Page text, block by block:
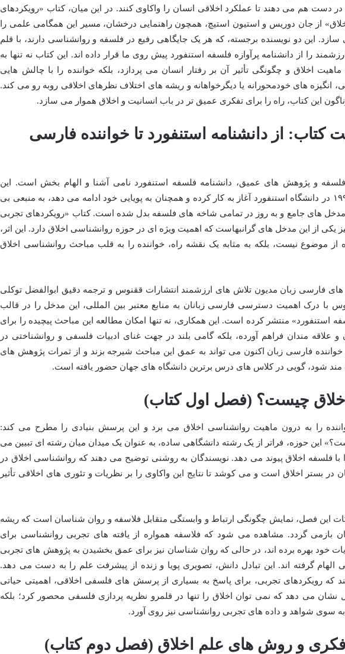
دست هم می دهند تا عملکرد اخلاقی انسان را واکاوی کنند. در این میان، کتاب «رویکردهای
از جان دوریس و استیون استیچ، همچون راهنمایی درخشان، مسیر این همگامی علمی را
این دو نویسنده برجسته، که هر یک جایگاهی رفیع در فلسفه و روانشناسی دارند، با قلم
را از دانشنامه پرآوازه فلسفه استنفورد پیش روی ما قرار داده اند. این کتاب نه تنها به
ماهیت اخلاق و چگونگی تأثیر آن بر رفتار انسان می پردازد، بلکه خواننده را با چالش هایی
انگیزه های خودمحورانه یا دیگرخواهانه و ریشه های اختلاف نظرهای اخلاقی روبه رو می کند.
این کتاب، راه را برای تفکری عمیق تر در باب انسانیت و اخلاق هموار می سازد.
کتاب: از دانشنامه استنفورد تا خواننده فارسی
فلسفه و پژوهش های عمیق، دانشنامه فلسفه استنفورد نامی آشنا و الهام بخش است. این
دانشنامه، که از سال ۱۹۹۵ در دانشگاه استنفورد آغاز به کار کرده و همچنان به پویایی خود ادامه می دهد، به منبعی بی
های جامع و به روز در تمامی شاخه های فلسفه بدل شده است. کتاب «رویکردهای تجربی
یکی از این مدخل های گرانبهاست که اهمیت ویژه ای در حوزه روانشناسی اخلاق دارد. این اثر،
از موضوع نیست، بلکه به مثابه یک نقشه راه، خواننده را به قلب مباحث روانشناسی اخلاق
های فارسی زبان مدیون تلاش های ارزشمند انتشارات ققنوس و ترجمه دقیق ابوالفضل توکلی
با درک اهمیت دسترسی فارسی زبانان به منابع معتبر بین المللی، این مدخل را در قالب
استنفورد» منتشر کرده است. این همکاری، نه تنها امکان مطالعه این مباحث پیچیده را برای
و علاقه مندان فراهم آورده، بلکه گامی بلند در جهت غنای ادبیات فلسفی و روانشناختی در
خواننده فارسی زبان اکنون می تواند به عمق این مباحث شیرجه بزند و از ثمرات پژوهش های
مند شود، گویی در کلاس های درس برترین دانشگاه های جهان حضور یافته است.
چیست؟ (فصل اول کتاب)
را به درون ماهیت روانشناسی اخلاق می برد و این پرسش بنیادی را مطرح می کند:
این حوزه، فراتر از یک رشته دانشگاهی ساده، به عنوان یک میدان میان رشته ای تبیین می
با فلسفه اخلاق پیوند می دهد. نویسندگان به روشنی توضیح می دهند که روانشناسی اخلاق در
در بستر اخلاق است و می کوشد تا نتایج این واکاوی را بر نظریات و تئوری های اخلاقی تأثیر
این فصل، نمایش چگونگی ارتباط و وابستگی متقابل فلاسفه و روان شناسان است که ریشه
بازمی گردد. مشاهده می شود که فلاسفه همواره از یافته های تجربی روانشناسی برای
خود بهره برده اند، در حالی که روان شناسان نیز برای عمق بخشیدن به پژوهش های تجربی
گرفته اند. این تبادل دانش، تصویری پویا و زنده از پیشرفت علم را به دست می دهد.
که رویکردهای تجربی، برای پاسخ به بسیاری از پرسش های فلسفی اخلاقی، اهمیتی حیاتی
نشان می دهد که نمی توان اخلاق را تنها در قلمرو نظریه پردازی فلسفی محصور کرد؛ بلکه
به سوی شواهد و داده های تجربی روانشناسی نیز روی آورد.
فکری و روش های علم اخلاق (فصل دوم کتاب)